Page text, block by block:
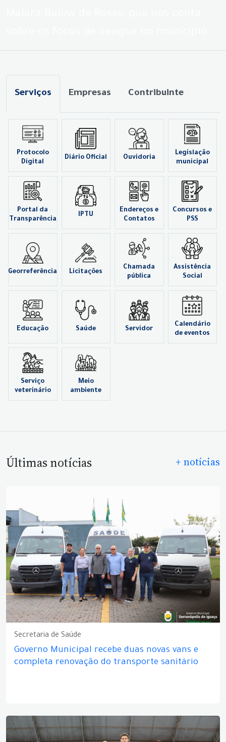
Serviços Empresas Contribuinte
Protocolo
Digital
Diário Oficial Ouvidoria
Legislação
municipal
Portal da
Transparência
IPTU
Endereços e
Contatos
Concursos e
PSS
Georreferência Licitações
Chamada
pública
Assistência
Social
Educação Saúde Servidor
Calendário
de eventos
Serviço
veterinário
Meio
ambiente
Últimas notícias + notícias
Secretaria de Saúde
Governo Municipal recebe duas novas vans e
completa renovação do transporte sanitário